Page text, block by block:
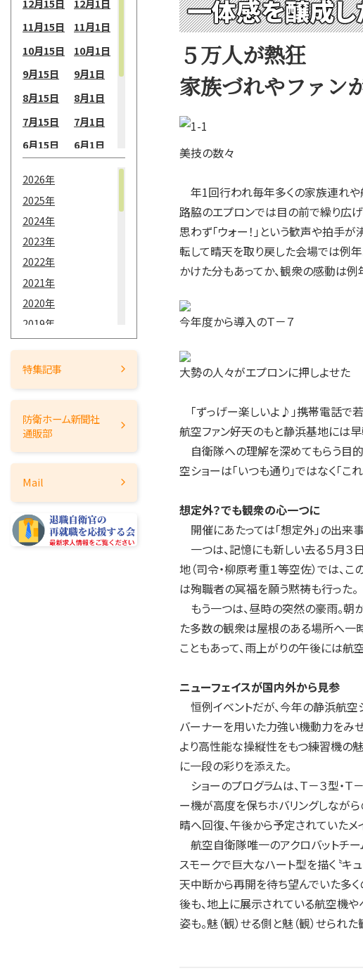
11月15日
11月1日
10月15日
10月1日
9月15日
9月1日
8月15日
8月1日
7月15日
7月1日
6月15日
6月1日
3月15日
2月15日
1月15日
2026年
2025年
2024年
2023年
2022年
2021年
2020年
2019年
2018年
2017年
2014年
2012年
2011年
2009年
2008年
特集記事
防衛ホーム新聞社
通販部
Mail
一体感を醸成
５万人が熱狂
家族づれやファン
美技の数々
年1回行われ毎年多くの家族連れや
路脇のエプロンでは目の前で繰り広
思わず「ウォー！」という歓声や拍手
転して晴天を取り戻した会場では例
かけた分もあってか、観衆の感動は
今年度から導入のＴ－７
大勢の人々がエプロンに押しよせた
「ずっげー楽しいよ♪」携帯電話で
航空ファン――好天のもと静浜基地には
自衛隊への理解を深めてもらう目
空ショーは「いつも通り」ではなく「
想定外？でも観衆の心一つに
開催にあたっては「想定外」の出来
一つは、記憶にも新しい去る５月
地（司令・柳原考重１等空佐）では、
は殉職者の冥福を願う黙祷も行った。
もう一つは、昼時の突然の豪雨。朝
た多数の観衆は屋根のある場所へ一
こともあって、雨上がりの午後には
ニューフェイスが国内外から見参
恒例イベントだが、今年の静浜航空
バーナーを用いた力強い機動力をみ
より高性能な操縦性をもつ練習機の
に一段の彩りを添えた。
ショーのプログラムは、Ｔ－３型・
ー機が高度を保ちホバリングしなが
晴へ回復、午後から予定されていたメ
航空自衛隊唯一のアクロバットチー
スモークで巨大なハート型を描く〝キ
天中断から再開を待ち望んでいた多
後も、地上に展示されている航空機
姿も。魅（観）せる側と魅（観）せら